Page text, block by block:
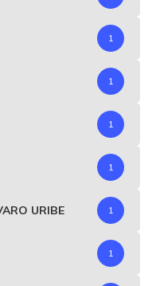
1
1
1
1
URIBE 1
1